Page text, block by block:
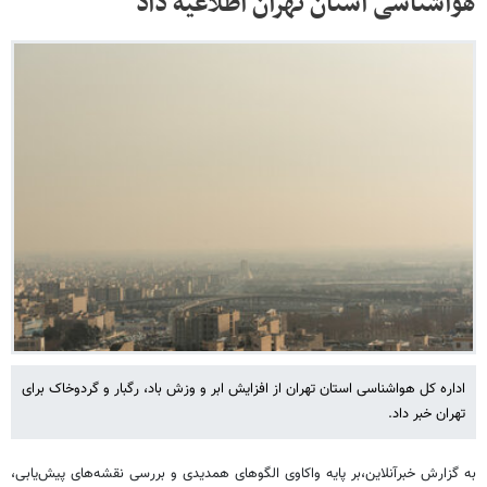
اداره کل هواشناسی استان تهران از افزایش ابر و وزش باد، رگبار و گردوخاک برای
تهران خبر داد.
به گزارش خبرآنلاین،بر پایه واکاوی الگوهای همدیدی و بررسی نقشه‌های پیش‌یابی،